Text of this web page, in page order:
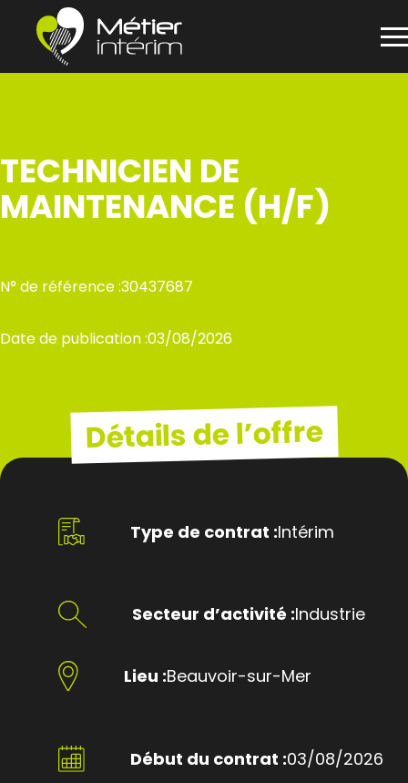
TECHNICIEN DE
MAINTENANCE (H/F)
N° de référence :30437687
Date de publication :03/08/2026
Détails de l’offre
Type de contrat :Intérim
Secteur d’activité :Industrie
Lieu :Beauvoir-sur-Mer
Début du contrat :03/08/2026
Panneau de gestion des cookies